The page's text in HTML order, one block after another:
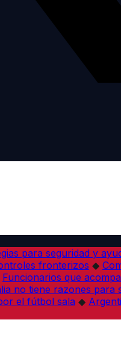
para seguridad y
fronterizos ◆
Funcionarios que
no tiene razones
el fútbol sala ◆